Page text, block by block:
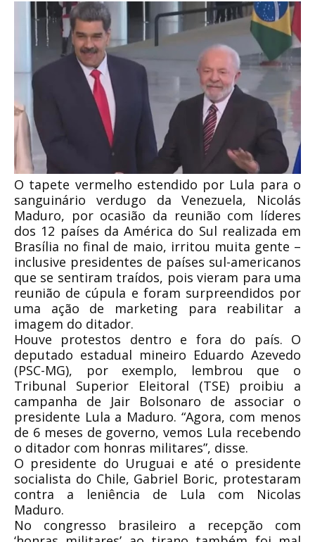
O tapete vermelho estendido por Lula para o
sanguinário verdugo da Venezuela, Nicolás
Maduro, por ocasião da reunião com líderes
dos 12 países da América do Sul realizada em
Brasília no final de maio, irritou muita gente –
inclusive presidentes de países sul-americanos
que se sentiram traídos, pois vieram para uma
reunião de cúpula e foram surpreendidos por
uma ação de marketing para reabilitar a
imagem do ditador.
Houve protestos dentro e fora do país. O
deputado estadual mineiro Eduardo Azevedo
(PSC-MG), por exemplo, lembrou que o
Tribunal Superior Eleitoral (TSE) proibiu a
campanha de Jair Bolsonaro de associar o
presidente Lula a Maduro. “Agora, com menos
de 6 meses de governo, vemos Lula recebendo
o ditador com honras militares”, disse.
O presidente do Uruguai e até o presidente
socialista do Chile, Gabriel Boric, protestaram
contra a leniência de Lula com Nicolas
Maduro.
No congresso brasileiro a recepção com